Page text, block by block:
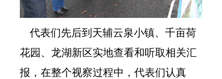
代表们先后到 天辅云泉小镇、 千亩荷
花园 、 龙湖新区实地查看和听取相关汇
报， 在整个视察过程中，代表们认真